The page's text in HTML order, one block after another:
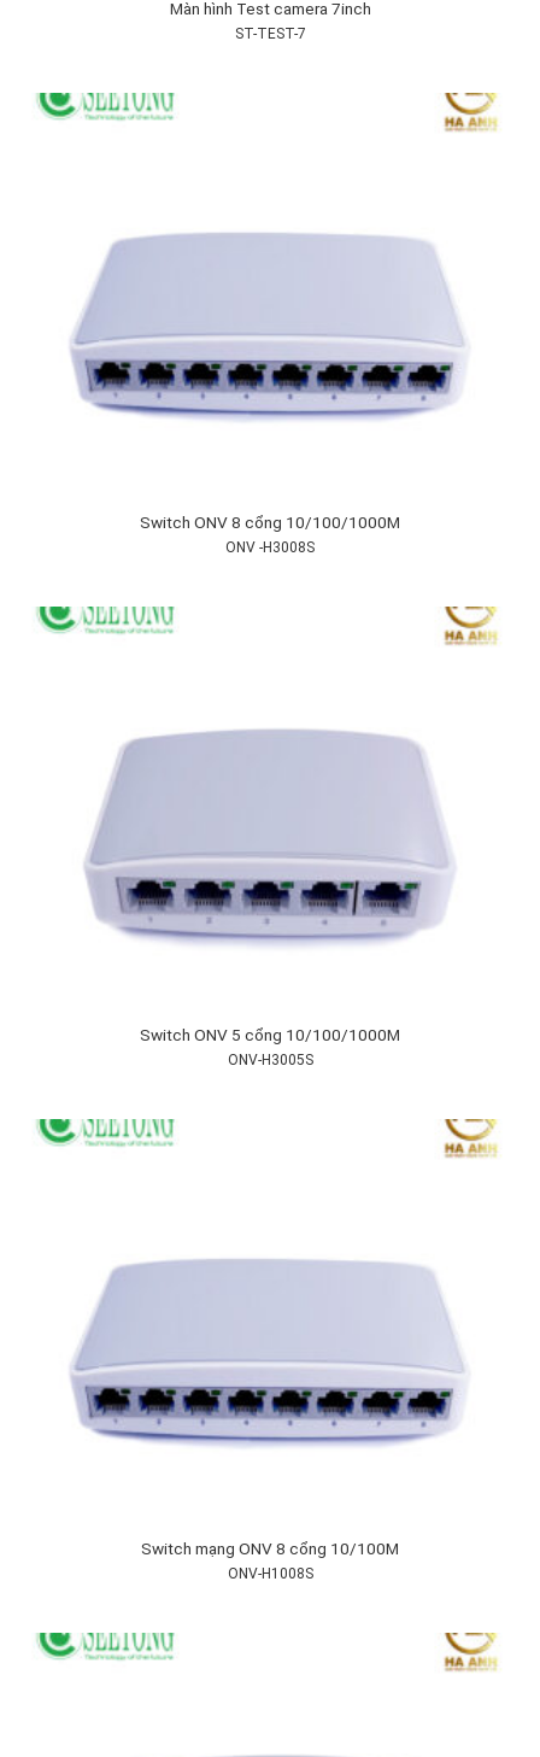
Màn hình Test camera 7inch
ST-TEST-7
Switch ONV 8 cổng 10/100/1000M
ONV -H3008S
Switch ONV 5 cổng 10/100/1000M
ONV-H3005S
Switch mạng ONV 8 cổng 10/100M
ONV-H1008S